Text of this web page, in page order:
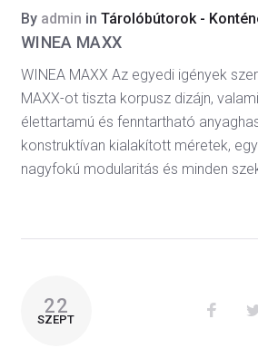
By admin in Tárolóbútorok -
WINEA MAXX
WINEA MAXX Az egyedi igények
MAXX-ot tiszta korpusz dizájn,
élettartamú és fenntartható
konstruktívan kialakított méretek,
nagyfokú modularitás és minden
22
SZEPT